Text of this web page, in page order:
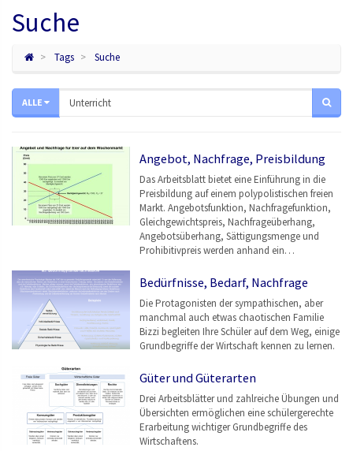
Suche
Tags Suche
ALLE
Angebot, Nachfrage, Preisbildung
Das Arbeitsblatt bietet eine Einführung in die
Preisbildung auf einem polypolistischen freien
Markt. Angebotsfunktion, Nachfragefunktion,
Gleichgewichtspreis, Nachfrageüberhang,
Angebotsüberhang, Sättigungsmenge und
Prohibitivpreis werden anhand ein…
Bedürfnisse, Bedarf, Nachfrage
Die Protagonisten der sympathischen, aber
manchmal auch etwas chaotischen Familie
Bizzi begleiten Ihre Schüler auf dem Weg, einige
Grundbegriffe der Wirtschaft kennen zu lernen.
Güter und Güterarten
Drei Arbeitsblätter und zahlreiche Übungen und
Übersichten ermöglichen eine schülergerechte
Erarbeitung wichtiger Grundbegriffe des
Wirtschaftens.